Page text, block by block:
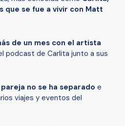
que se fue a vivir con Matt
de un mes con el artista
podcast de Carlita junto a sus
no se ha separado e
viajes y eventos del